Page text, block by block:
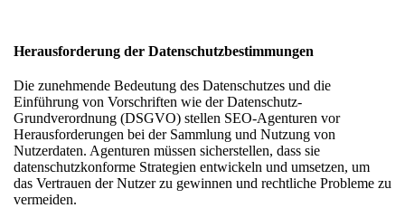
Herausforderung der Datenschutzbestimmungen
Die zunehmende Bedeutung des Datenschutzes und die
Einführung von Vorschriften wie der Datenschutz-
Grundverordnung (DSGVO) stellen SEO-Agenturen vor
Herausforderungen bei der Sammlung und Nutzung von
Nutzerdaten. Agenturen müssen sicherstellen, dass sie
datenschutzkonforme Strategien entwickeln und umsetzen, um
das Vertrauen der Nutzer zu gewinnen und rechtliche Probleme zu
vermeiden.